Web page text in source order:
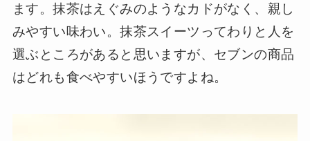
ます。抹茶はえぐみのようなカドがなく、親し
みやすい味わい。抹茶スイーツってわりと人を
選ぶところがあると思いますが、セブンの商品
はどれも食べやすいほうですよね。